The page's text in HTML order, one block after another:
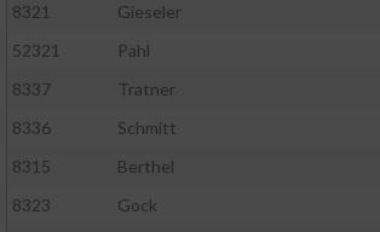
8321
Gieseler
52321
Pahl
8337
Tratner
8336
Schmitt
8315
Berthel
8323
Gock